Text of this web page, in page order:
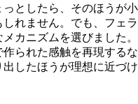
としたら、そのほうが
れません。でも、フェ
カニズムを選びました
られた感触を再現する
したほうが理想に近づ